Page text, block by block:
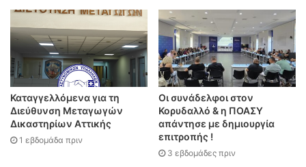
Καταγγελλόμενα για τη
Διεύθυνση Μεταγωγών
Δικαστηρίων Αττικής
1 εβδομάδα πριν
Οι συνάδελφοι στον
Κορυδαλλό & η ΠΟΑΣΥ
απάντησε με δημιουργία
επιτροπής !
3 εβδομάδες πριν